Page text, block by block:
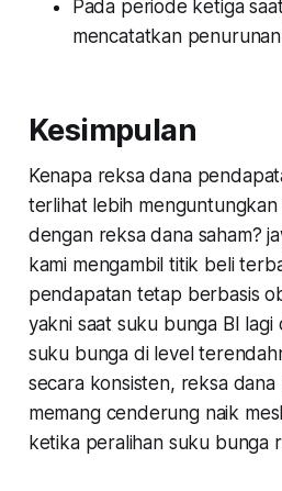
Pada periode ketiga
mencatatkan
Kesimpulan
Kenapa reksa dana
terlihat lebih
dengan reksa dana saham?
kami mengambil titik beli
pendapatan tetap berbasis
yakni saat suku bunga BI
suku bunga di level
secara konsisten, reksa
memang cenderung naik
ketika peralihan suku bunga